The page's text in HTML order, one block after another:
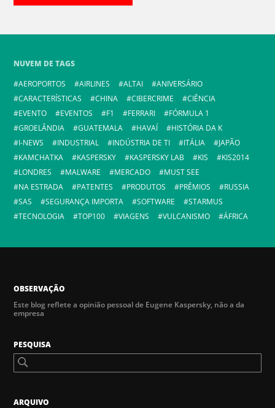
NUVEM DE TAGS
AEROPORTOS
AIRLINES ALTAI
ANIVERSÁRIO
CARACTERÍSTICAS
CHINA CIBERCRIME
CIÊNCIA
EVENTO
EVENTOS F1 FERRARI
FÓRMULA 1
GROELÂNDIA
GUATEMALA HAVAÍ
HISTÓRIA DA K
I-NEWS
INDUSTRIAL INDÚSTRIA DE TI ITÁLIA
JAPÃO
KAMCHATKA
KASPERSKY KASPERSKY LAB KIS
KIS2014
LONDRES
MALWARE MERCADO
MUST SEE
NA ESTRADA
PATENTES PRODUTOS PRÊMIOS
RUSSIA
SAS
SEGURANÇA IMPORTA SOFTWARE
STARMUS
TECNOLOGIA
TOP100 VIAGENS VULCANISMO ÁFRICA
OBSERVAÇÃO
Este blog reflete a opinião pessoal de Eugene Kaspersky, não a da
empresa
PESQUISA
ARQUIVO